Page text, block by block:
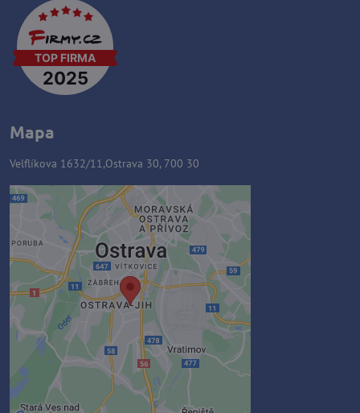
Mapa
Velflíkova 1632/11,Ostrava 30, 700 30
Zawartość zewnętrzna jest
blokowana przez opcje
prywatności
Czy chcesz załadować zawartość
zewnętrzną?
Zezwól raz
Zezwalaj zawsze - zgadzam się z
typem pliku cookie: Funkcjonalny